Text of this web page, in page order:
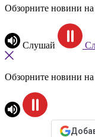
Обзорните новини
Слушай
Обзорните новини